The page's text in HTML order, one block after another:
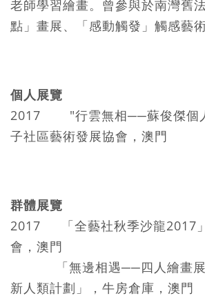
老師學習繪畫。曾參與於南灣舊
點」畫展、「感動觸發」觸感藝
個人展覽
2017 "行雲無相──蘇俊傑個
子社區藝術發展協會，澳門
群體展覽
2017 「全藝社秋季沙龍2017
會，澳門
「無邊相遇──四人繪畫展
新人類計劃」，牛房倉庫，澳門